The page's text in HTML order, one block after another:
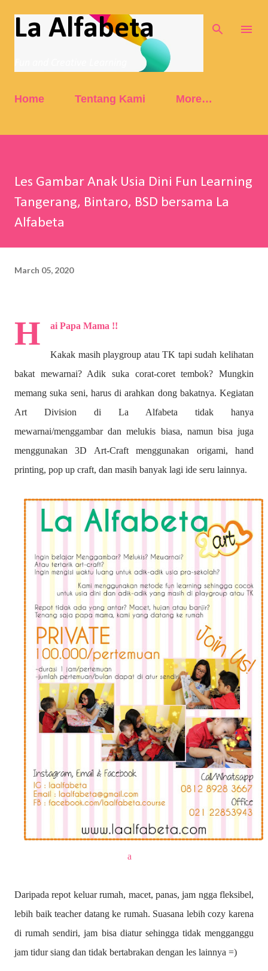
Skip to main content
La Alfabeta
Home Tentang Kami More…
Les Gambar Anak Usia Dini Fun Learning
Tangerang, Bintaro, BSD bersama La
Alfabeta
March 05, 2020
H ai Papa Mama !!
Kakak masih playgroup atau TK tapi sudah kelihatan
bakat mewarnai? Adik suka corat-coret tembok? Mungkin
memang suka seni, harus di arahkan dong bakatnya. Kegiatan
Art Division di La Alfabeta tidak hanya
mewarnai/menggambar dan melukis biasa, namun bisa juga
menggunakan 3D Art-Craft menggunakan origami, hand
printing, pop up craft, dan masih banyak lagi ide seru lainnya.
a
Daripada repot keluar rumah, macet, panas, jam ngga fleksibel,
lebih baik teacher datang ke rumah. Suasana lebih cozy karena
di rumah sendiri, jam bisa diatur sehingga tidak mengganggu
jam tidur siang dan tidak bertabrakan dengan les lainnya =)